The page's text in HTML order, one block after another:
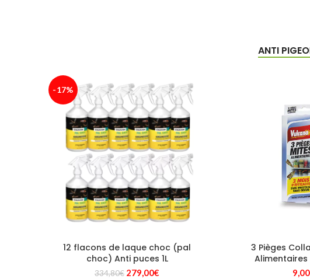
ANTI
-17%
12 flacons de laque choc (pal
choc) Anti puces 1L
334,80€ Le
279,00€
3 Pièges
9,00